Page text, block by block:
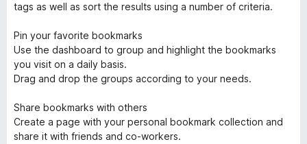
tags as well as sort the results using a number of criteria.
Pin your favorite bookmarks
Use the dashboard to group and highlight the bookmarks
you visit on a daily basis.
Drag and drop the groups according to your needs.
Share bookmarks with others
Create a page with your personal bookmark collection and
share it with friends and co-workers.